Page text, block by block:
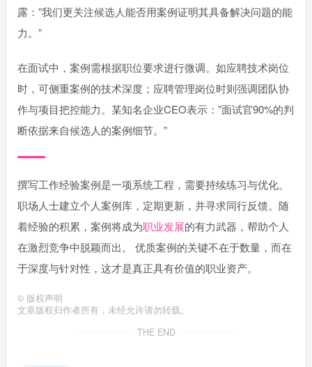
露：”我们更关注候选人能否用案例证明其具备解决问题的能
力。”
在面试中，案例需根据职位要求进行微调。如应聘技术岗位
时，可侧重案例的技术深度；应聘管理岗位时则强调团队协
作与项目把控能力。某知名企业CEO表示：”面试官90%的判
断依据来自候选人的案例细节。”
撰写工作经验案例是一项系统工程，需要持续练习与优化。
职场人士建立个人案例库，定期更新，并寻求同行反馈。随
着经验的积累，案例将成为职业发展的有力武器，帮助个人
在激烈竞争中脱颖而出。 优质案例的关键不在于数量，而在
于深度与针对性，这才是真正具有价值的职业资产。
© 版权声明
文章版权归作者所有，未经允许请勿转载。
THE END